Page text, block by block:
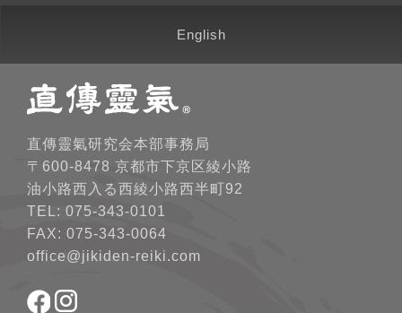
English
直傳靈氣研究会本部事務局
〒600-8478 京都市下京区綾小路
油小路西入る西綾小路西半町92
TEL: 075-343-0101
FAX: 075-343-0064
office@jikiden-reiki.com